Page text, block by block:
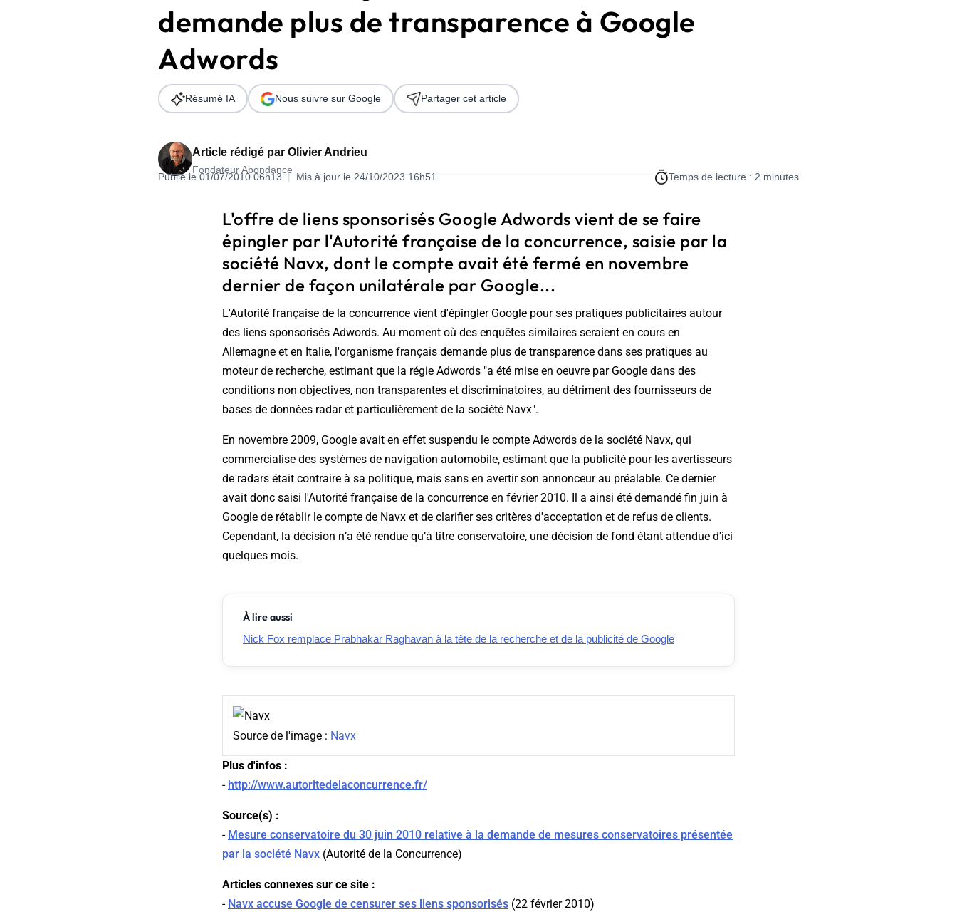
Télécharger l'Ebook
Formation SEO & GEO - Edition 2026
demande plus de transparence à Google
Adwords
Article rédigé par Olivier Andrieu
Fondateur Abondance
Publié le 01/07/2010 06h13 | Mis à jour le 24/10/2023 16h51 Temps de lecture : 2 minutes
Résumé IA Nous suivre sur Google Partager cet article
L'offre de liens sponsorisés Google Adwords vient de se faire
épingler par l'Autorité française de la concurrence, saisie par la
société Navx, dont le compte avait été fermé en novembre
dernier de façon unilatérale par Google...
L'Autorité française de la concurrence vient d'épingler Google pour ses pratiques publicitaires autour
des liens sponsorisés Adwords. Au moment où des enquêtes similaires seraient en cours en
Allemagne et en Italie, l'organisme français demande plus de transparence dans ses pratiques au
moteur de recherche, estimant que la régie Adwords "a été mise en oeuvre par Google dans des
conditions non objectives, non transparentes et discriminatoires, au détriment des fournisseurs de
bases de données radar et particulièrement de la société Navx".
En novembre 2009, Google avait en effet suspendu le compte Adwords de la société Navx, qui
commercialise des systèmes de navigation automobile, estimant que la publicité pour les avertisseurs
de radars était contraire à sa politique, mais sans en avertir son annonceur au préalable. Ce dernier
avait donc saisi l'Autorité française de la concurrence en février 2010. Il a ainsi été demandé fin juin à
Google de rétablir le compte de Navx et de clarifier ses critères d'acceptation et de refus de clients.
Cependant, la décision n’a été rendue qu’à titre conservatoire, une décision de fond étant attendue d'ici
quelques mois.
À lire aussi
Nick Fox remplace Prabhakar Raghavan à la tête de la recherche et de la publicité de Google
Source de l'image : Navx
Plus d'infos :
- http://www.autoritedelaconcurrence.fr/
Source(s) :
- Mesure conservatoire du 30 juin 2010 relative à la demande de mesures conservatoires présentée
par la société Navx (Autorité de la Concurrence)
Articles connexes sur ce site :
- Navx accuse Google de censurer ses liens sponsorisés (22 février 2010)